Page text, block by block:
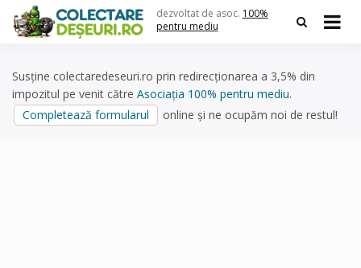
content
dezvoltat de asoc. 100%
pentru mediu
Susține colectaredeseuri.ro prin redirecționarea a 3,5% din
impozitul pe venit către Asociația 100% pentru mediu.
Completează formularul
online și ne ocupăm noi de restul!